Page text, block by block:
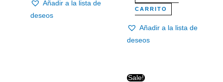
Añadir a la lista de
deseos
CARRITO
Añadir a la lista de
deseos
Sale!